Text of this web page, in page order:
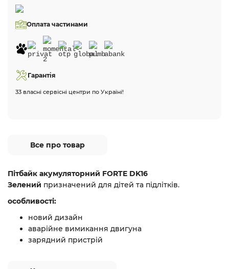
Оплата частинами
Гарантія
33 власні сервісні центри по Україні!
Все про товар
Пітбайк акумуляторний FORTE DK16
Зелений призначений для дітей та підлітків.
особливості:
новий дизайн
аварійне вимикання двигуна
зарядний пристрій